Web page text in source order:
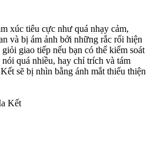
xúc tiêu cực như quá nhạy cảm,
và bị ám ảnh bởi những rắc rối hiện
giao tiếp nếu bạn có thể kiểm soát
quá nhiều, hay chỉ trích và tám
sẽ bị nhìn bằng ánh mắt thiếu thiện
Kết